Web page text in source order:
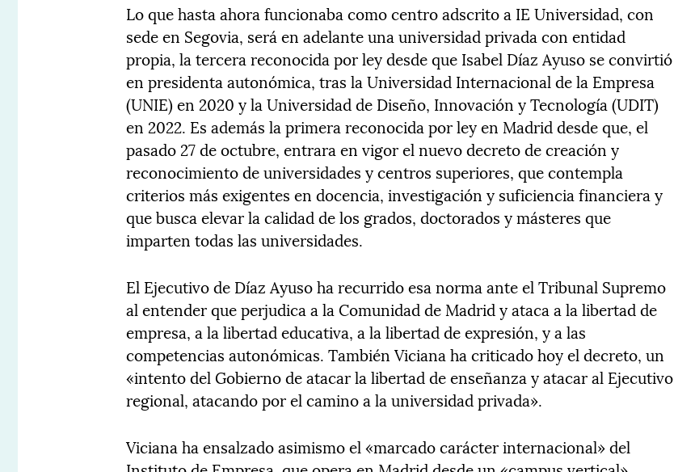
Lo que hasta ahora funcionaba como centro adscrito a IE Universidad, con
sede en Segovia, será en adelante una universidad privada con entidad
propia, la tercera reconocida por ley desde que Isabel Díaz Ayuso se convirtió
en presidenta autonómica, tras la Universidad Internacional de la Empresa
(UNIE) en 2020 y la Universidad de Diseño, Innovación y Tecnología (UDIT)
en 2022. Es además la primera reconocida por ley en Madrid desde que, el
pasado 27 de octubre, entrara en vigor el nuevo decreto de creación y
reconocimiento de universidades y centros superiores, que contempla
criterios más exigentes en docencia, investigación y suficiencia financiera y
que busca elevar la calidad de los grados, doctorados y másteres que
imparten todas las universidades.
El Ejecutivo de Díaz Ayuso ha recurrido esa norma ante el Tribunal Supremo
al entender que perjudica a la Comunidad de Madrid y ataca a la libertad de
empresa, a la libertad educativa, a la libertad de expresión, y a las
competencias autonómicas. También Viciana ha criticado hoy el decreto, un
«intento del Gobierno de atacar la libertad de enseñanza y atacar al Ejecutivo
regional, atacando por el camino a la universidad privada».
Viciana ha ensalzado asimismo el «marcado carácter internacional» del